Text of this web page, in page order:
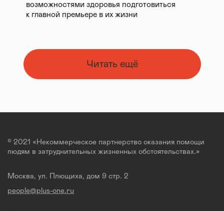
возможностями здоровья подготовиться
к главной премьере в их жизни
Читать ещё
© 2021 «Некоммерческое партнерство оказания помощи
людям в затруднительных жизненных обстоятельствах.»
Москва, ул. Плющиха, дом 9 стр. 2
people@plus-one.ru